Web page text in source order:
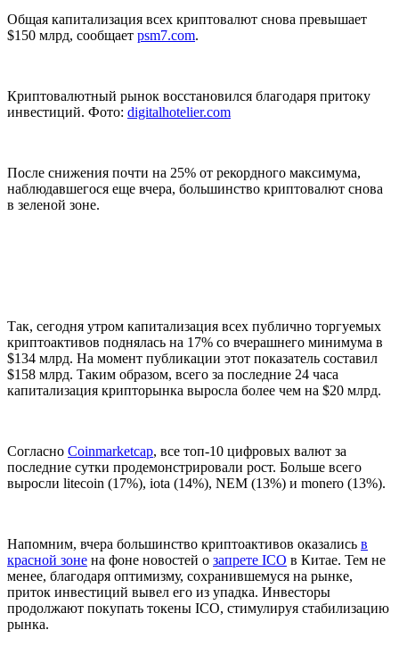
Общая капитализация всех криптовалют снова превышает
$150 млрд, сообщает psm7.com.
Криптовалютный рынок восстановился благодаря притоку
инвестиций. Фото: digitalhotelier.com
После снижения почти на 25% от рекордного максимума,
наблюдавшегося еще вчера, большинство криптовалют снова
в зеленой зоне.
Так, сегодня утром капитализация всех публично торгуемых
криптоактивов поднялась на 17% со вчерашнего минимума в
$134 млрд. На момент публикации этот показатель составил
$158 млрд. Таким образом, всего за последние 24 часа
капитализация крипторынка выросла более чем на $20 млрд.
Согласно Coinmarketcap, все топ-10 цифровых валют за
последние сутки продемонстрировали рост. Больше всего
выросли litecoin (17%), iota (14%), NEM (13%) и monero (13%).
Напомним, вчера большинство криптоактивов оказались в
красной зоне на фоне новостей о запрете ICO в Китае. Тем не
менее, благодаря оптимизму, сохранившемуся на рынке,
приток инвестиций вывел его из упадка. Инвесторы
продолжают покупать токены ICO, стимулируя стабилизацию
рынка.